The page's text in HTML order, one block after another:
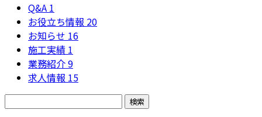
Q&A 1
お役立ち情報 20
お知らせ 16
施工実績 1
業務紹介9
求人情報 15